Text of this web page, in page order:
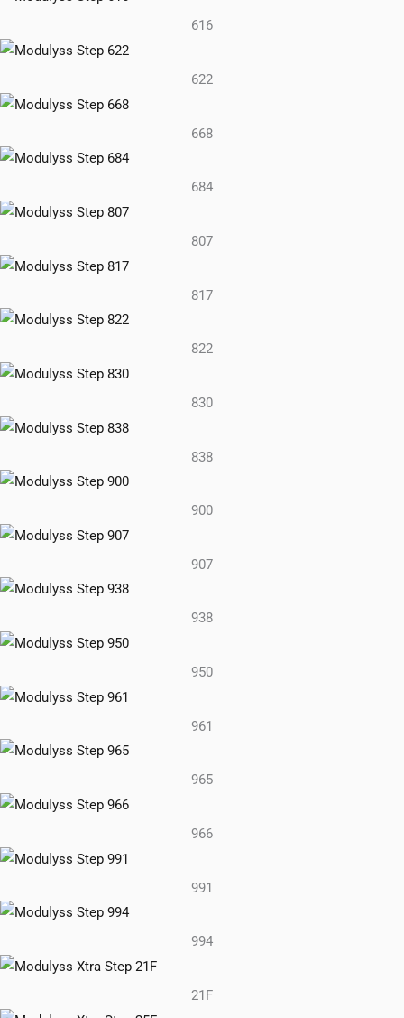
616
622
668
684
807
817
822
830
838
900
907
938
950
961
965
966
991
994
21F